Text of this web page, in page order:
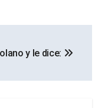
y le dice: